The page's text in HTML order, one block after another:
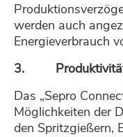
werden auch
Energieverbrauch
3.
Das „Sepro
Möglichkeiten der
den Spritzgießern,